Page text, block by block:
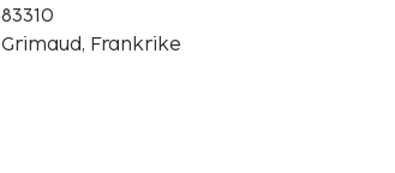
83310
Grimaud, Frankrike